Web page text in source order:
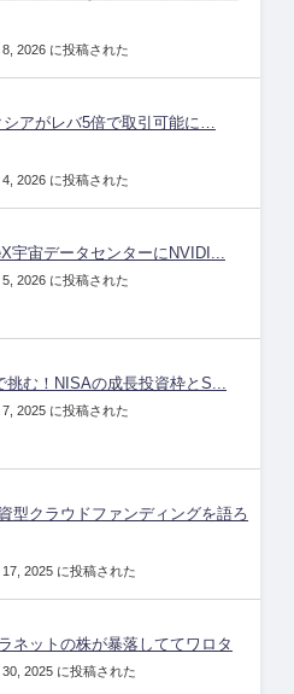
2026 に投稿された
シアがレバ5倍で取引可能に…
2026 に投稿された
宇宙データセンターにNVIDI...
2026 に投稿された
挑む！NISAの成長投資枠とS...
7, 2025 に投稿された
型クラウドファンディングを語ろ
2025 に投稿された
ネットの株が暴落しててワロタ
2025 に投稿された